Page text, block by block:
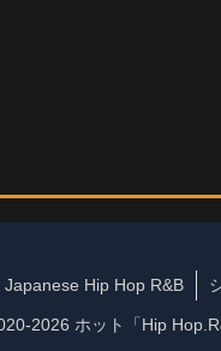
Japanese Hip Hop R&B
2026 ホット「Hip